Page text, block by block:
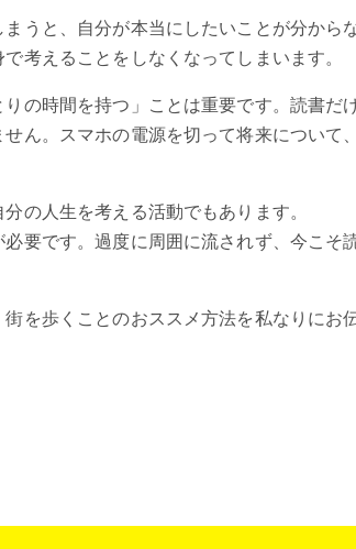
うと、自分が本当にしたいことが分から
考えることをしなくなってしまいます。
の時間を持つ」ことは重要です。読書だ
ん。スマホの電源を切って将来について
の人生を考える活動でもあります。
要です。過度に周囲に流されず、今こそ
を歩くことのおススメ方法を私なりにお